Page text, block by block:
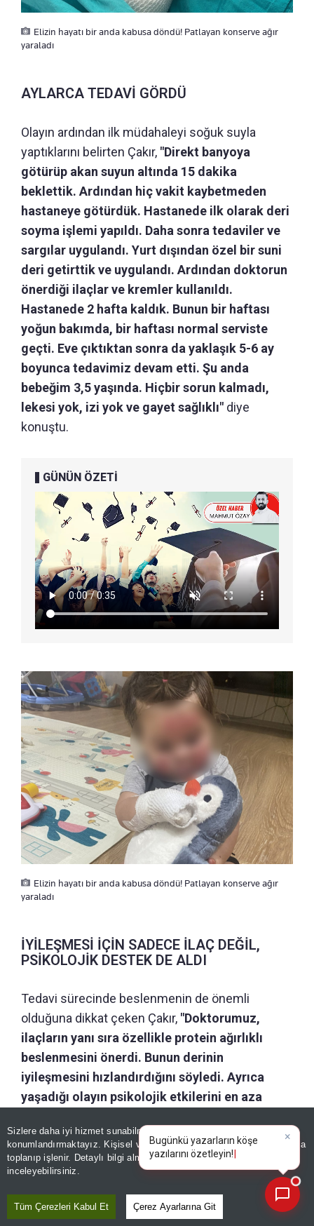
Sizlere daha iyi hizmet sunabilmek adına sitemizde
konumlandırmaktayız. Kişisel verileriniz, KVKK ve GDPR kapsamında
toplanıp işlenir. Detaylı bilgi almak içinAydınlatma Metnimizi
inceleyebilirsiniz.
Tüm Çerezleri Kabul Et Çerez Ayarlarına Git
Elizin hayatı bir anda kabusa döndü! Patlayan konserve ağır
yaraladı
AYLARCA TEDAVİ GÖRDÜ
Olayın ardından ilk müdahaleyi soğuk suyla
yaptıklarını belirten Çakır, "Direkt banyoya
götürüp akan suyun altında 15 dakika
beklettik. Ardından hiç vakit kaybetmeden
hastaneye götürdük. Hastanede ilk olarak deri
soyma işlemi yapıldı. Daha sonra tedaviler ve
sargılar uygulandı. Yurt dışından özel bir suni
deri getirttik ve uygulandı. Ardından doktorun
önerdiği ilaçlar ve kremler kullanıldı.
Hastanede 2 hafta kaldık. Bunun bir haftası
yoğun bakımda, bir haftası normal serviste
geçti. Eve çıktıktan sonra da yaklaşık 5-6 ay
boyunca tedavimiz devam etti. Şu anda
bebeğim 3,5 yaşında. Hiçbir sorun kalmadı,
lekesi yok, izi yok ve gayet sağlıklı" diye
konuştu.
GÜNÜN ÖZETİ
Elizin hayatı bir anda kabusa döndü! Patlayan konserve ağır
yaraladı
İYİLEŞMESİ İÇİN SADECE İLAÇ DEĞİL,
PSİKOLOJİK DESTEK DE ALDI
Tedavi sürecinde beslenmenin de önemli
olduğuna dikkat çeken Çakır, "Doktorumuz,
ilaçların yanı sıra özellikle protein ağırlıklı
beslenmesini önerdi. Bunun derinin
iyileşmesini hızlandırdığını söyledi. Ayrıca
yaşadığı olayın psikolojik etkilerini en aza
götürdük. Bu süreçte büyük destek aldık"
ifadelerini kullandı.
B